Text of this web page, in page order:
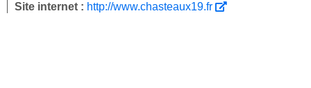
Site internet : http://www.chasteaux19.fr